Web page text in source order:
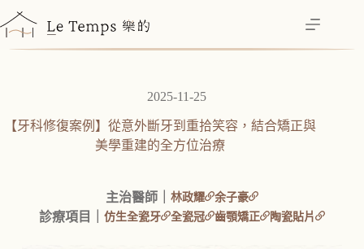
至
主
2025-11-25
【牙科修復案例】從意外斷牙到重拾笑容，結合矯正與
美學重建的全方位治療
主治醫師｜ 林政耀 余子豪
診療項目｜ 仿生全瓷牙 全瓷冠 齒顎矯正 陶瓷貼片